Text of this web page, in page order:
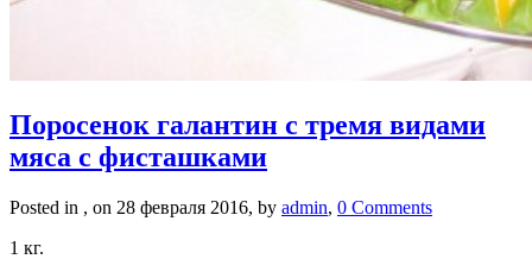
Поросенок галантин с тремя видами
мяса с фисташками
Posted in , on 28 февраля 2016, by admin, 0 Comments
1 кг.